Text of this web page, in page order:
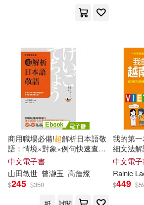
丹尼斯．普欽(1)
丹尼爾．拉斯穆森(1)
久保孝史(1)
九天科技編著(1) 二宮崇(1)
井上一宏(1) 井下田久幸(1)
知識產權出版社(1) 禾馬(1)
經濟新潮社(1)
經濟科學出版社(1)
經濟管理出版社(1)
聯合線上(1) 臺灣麥克(1)
商用職場必備!超解析日本語敬
語：情境×對象×例句快速查
找，高效學習即刻開口說 (電子
書)
中文電子書
山田敏世 曾瀞玉 高詹燦
$245 $350
我的第一
細文法
一看就懂
音檔) (電
中文電
Rainie
$449 $